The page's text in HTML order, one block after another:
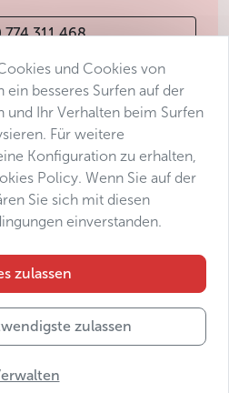
311 468
prague.cz
und Cookies von
besseres Surfen auf der
Ihr Verhalten beim Surfen
Für weitere
Konfiguration zu erhalten,
Policy. Wenn Sie auf der
Sie sich mit diesen
einverstanden.
zulassen
zulassen